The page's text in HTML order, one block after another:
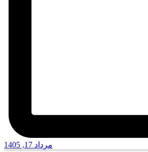
مرداد 17, 1405